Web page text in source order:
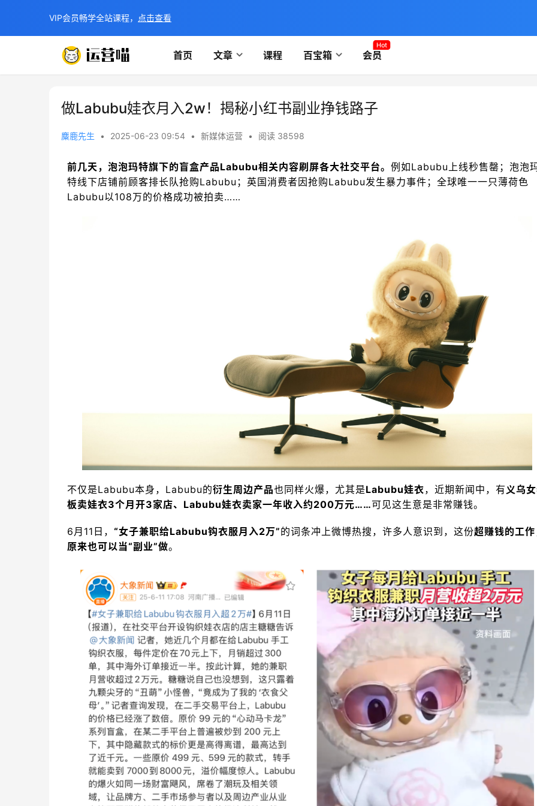
首页 文章 课程 百宝箱 会员
Hot
做Labubu娃衣月入2w！揭秘小红书副业挣钱路子
麋鹿先生 • 2025-06-23 09:54 • 新媒体运营 • 阅读 38598
前几天，泡泡玛特旗下的盲盒产品Labubu相关内容刷屏各大社交平台。 例如Labubu上线秒售罄；泡泡
特线下店铺前顾客排长队抢购Labubu；英国消费者因抢购Labubu发生暴力事件；全球唯一一只薄荷色
Labubu以108万的价格成功被拍卖……
不仅是Labubu本身，Labubu的衍生周边产品也同样火爆，尤其是Labubu娃衣，近期新闻中，有 义乌
板卖娃衣3个月开3家店、Labubu娃衣卖家一年收入约200万元……可见这生意是非常赚钱。
6月11日， “女子兼职给Labubu钩衣服月入2万”的词条冲上微博热搜，许多人意识到，这份超赚钱的工
原来也可以当“副业”做。
VIP会员畅学全站课程， 点击查看